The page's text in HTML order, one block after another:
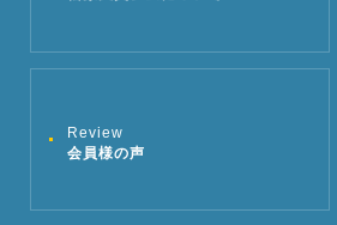
Review
会員様の声